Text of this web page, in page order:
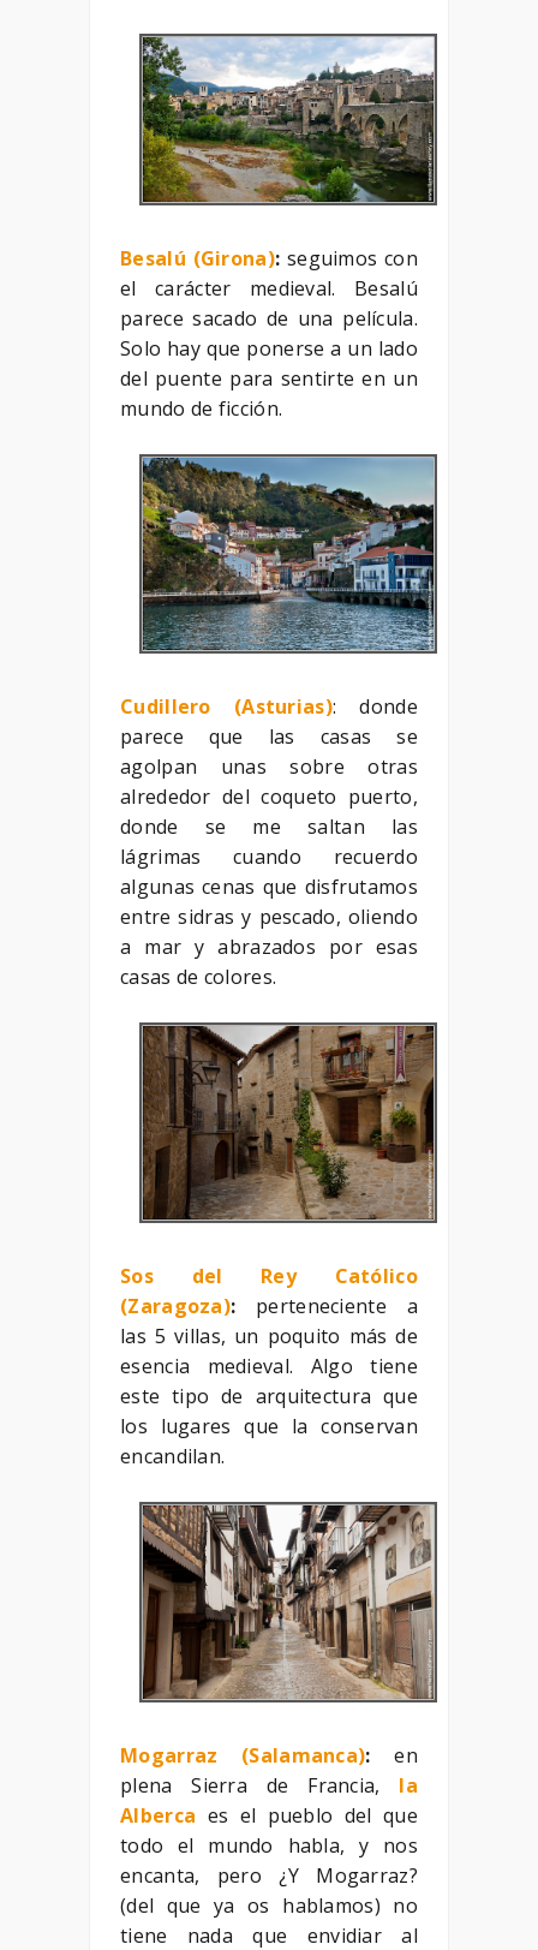
Besalú (Girona): seguimos con
el carácter medieval. Besalú
parece sacado de una película.
Solo hay que ponerse a un lado
del puente para sentirte en un
mundo de ficción.
Cudillero (Asturias): donde
parece que las casas se
agolpan unas sobre otras
alrededor del coqueto puerto,
donde se me saltan las
lágrimas cuando recuerdo
algunas cenas que disfrutamos
entre sidras y pescado, oliendo
a mar y abrazados por esas
casas de colores.
Sos del Rey Católico
(Zaragoza): perteneciente a
las 5 villas, un poquito más de
esencia medieval. Algo tiene
este tipo de arquitectura que
los lugares que la conservan
encandilan.
Mogarraz (Salamanca): en
plena Sierra de Francia, la
Alberca es el pueblo del que
todo el mundo habla, y nos
encanta, pero ¿Y Mogarraz?
(del que ya os hablamos) no
tiene nada que envidiar al